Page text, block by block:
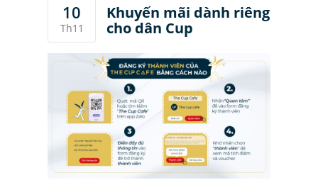
10
Th11
Khuyến mãi dành riêng
cho dân Cup